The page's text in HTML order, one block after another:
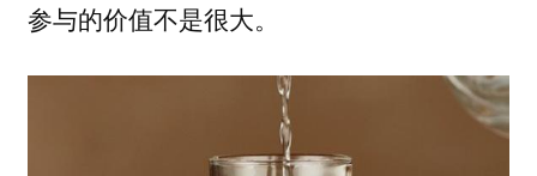
参与的价值不是很大。